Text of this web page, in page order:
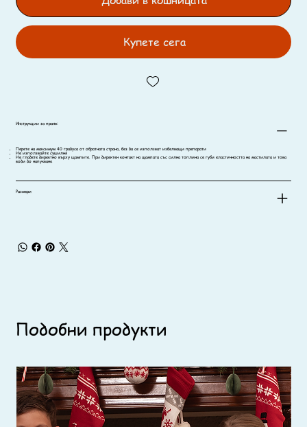
Купете сега
Инструкции за пране:
Перете на максимум 40 градуса от обратната страна, без да се използват избелващи препарати
Не използвайте сушилня
Не гладете директно върху щампите. При директен контакт на щампата със силна топлина се губи еластичността на мастилата и това
води до напукване
Размери
Подобни продукти